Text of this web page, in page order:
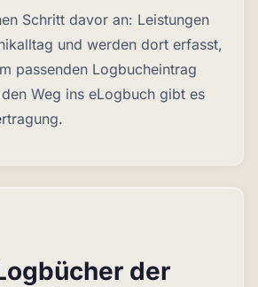
Schritt davor an: Leistungen
und werden dort erfasst,
passenden Logbucheintrag
Weg ins eLogbuch gibt es
der